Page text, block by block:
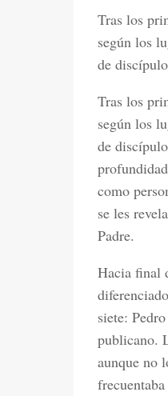
Tras los
según los
de
Tras los
según los
de
como
se les
Padre.
Hacia final
siete:
publicano.
aunque no